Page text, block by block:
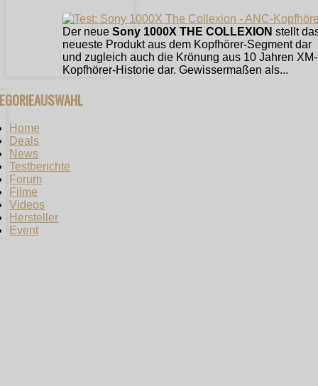
Der neue Sony 1000X THE COLLEXION stellt
neueste Produkt aus dem Kopfhörer-Segment dar
und zugleich auch die Krönung aus 10 Jahren XM-
Kopfhörer-Historie dar. Gewissermaßen als...
Home
Deals
News
Testberichte
Forum
Filme
Videos
Hersteller
Event